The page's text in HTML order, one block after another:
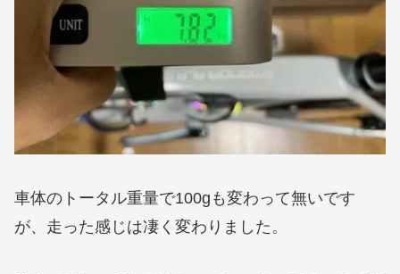
車体のトータル重量で100gも変わって無いです
が、走った感じは凄く変わりました。